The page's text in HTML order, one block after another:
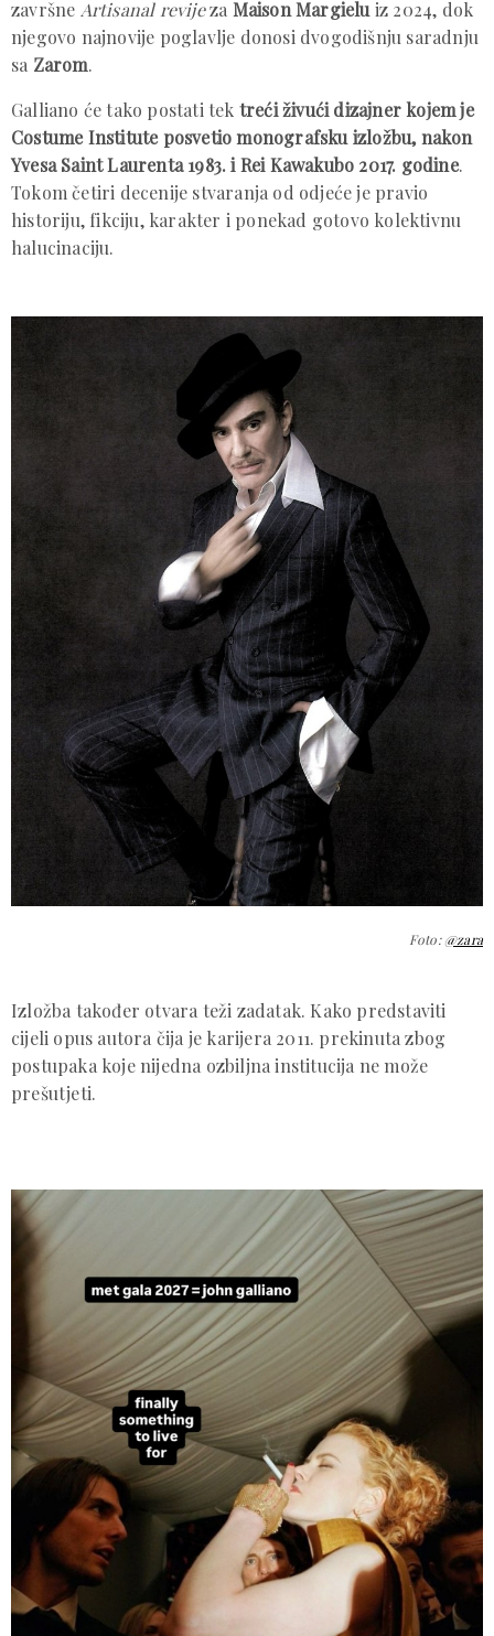
završne Artisanal revijeza Maison Margielu iz 2024, dok
njegovo najnovije poglavlje donosi dvogodišnju saradnju
sa Zarom.
Galliano će tako postati tek treći živući dizajner kojem je
Costume Institute posvetio monografsku izložbu, nakon
Yvesa Saint Laurenta 1983. i Rei Kawakubo 2017. godine.
Tokom četiri decenije stvaranja od odjeće je pravio
historiju, fikciju, karakter i ponekad gotovo kolektivnu
halucinaciju.
Foto:@zara
Izložba također otvara teži zadatak. Kako predstaviti
cijeli opus autora čija je karijera 2011. prekinuta zbog
postupaka koje nijedna ozbiljna institucija ne može
prešutjeti.